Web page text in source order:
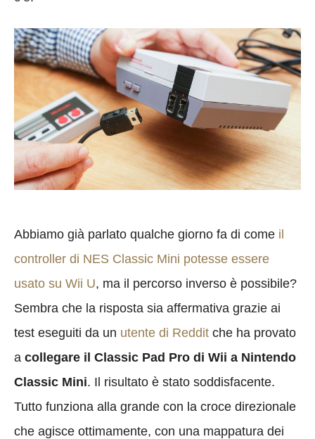
Abbiamo già parlato qualche giorno fa di come il
controller di NES Classic Mini potesse essere
usato su Wii U, ma il percorso inverso è possibile?
Sembra che la risposta sia affermativa grazie ai
test eseguiti da un utente di Reddit che ha provato
a collegare il Classic Pad Pro di Wii a Nintendo
Classic Mini. Il risultato è stato soddisfacente.
Tutto funziona alla grande con la croce direzionale
che agisce ottimamente, con una mappatura dei